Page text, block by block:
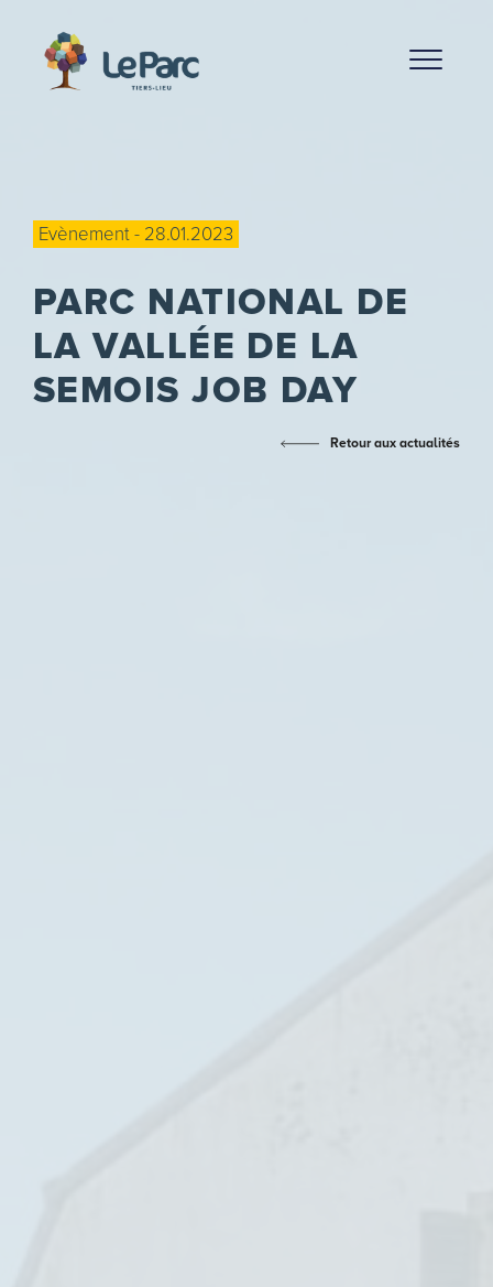
Evènement - 28.01.2023
PARC NATIONAL DE
LA VALLÉE DE LA
SEMOISJOB DAY
Retour aux actualités